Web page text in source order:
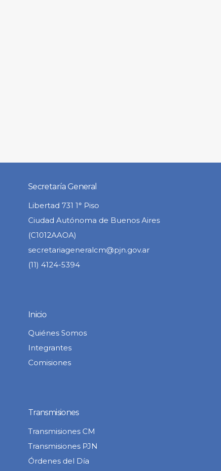
Secretaría General
Libertad 731 1° Piso
Ciudad Autónoma de Buenos Aires
(C1012AAOA)
secretariageneralcm@pjn.gov.ar
(11) 4124-5394
Inicio
Quiénes Somos
Integrantes
Comisiones
Transmisiones
Transmisiones CM
Transmisiones PJN
Órdenes del Día